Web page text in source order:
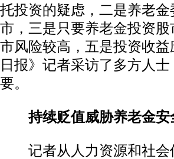
托投资的疑虑，二是养老
市，三是只要养老金投资
市风险较高，五是投资收
日报》记者采访了多方人
要。
持续贬值威胁养老金安
记者从人力资源和社会